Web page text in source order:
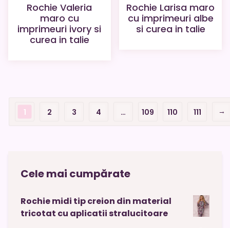
Rochie Valeria
maro cu
imprimeuri ivory si
curea in talie
Rochie Larisa maro
cu imprimeuri albe
si curea in talie
1 2 3 4 … 109 110 111 →
Cele mai cumpărate
Rochie midi tip creion din material
tricotat cu aplicatii stralucitoare